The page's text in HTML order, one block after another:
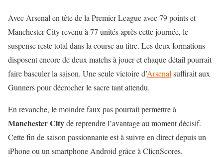
Avec Arsenal en tête de la Premier League avec 79 points et
Manchester City revenu à 77 unités après cette journée, le
suspense reste total dans la course au titre. Les deux formations
disposent encore de deux matchs à jouer et chaque détail pourrait
faire basculer la saison. Une seule victoire d’Arsenal suffirait aux
Gunners pour décrocher le sacre tant attendu.
En revanche, le moindre faux pas pourrait permettre à
Manchester Cityde reprendre l’avantage au moment décisif.
Cette fin de saison passionnante est à suivre en direct depuis un
iPhone ou un smartphone Android grâce à ClicnScores.